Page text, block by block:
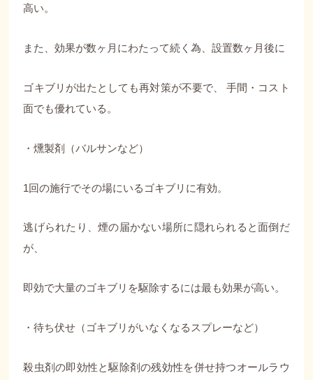
高い。
また、効果が数ヶ月にわたって続く為、設置数ヶ月後に
ゴキブリが出たとしても再対策が不要で、 手間・コスト
面でも優れている。
・燻製剤（バルサンなど）
1回の施行でその場にいるゴキブリに有効。
逃げられたり、煙の届かない場所に隠れられると面倒だ
が、
即効で大量のゴキブリを駆除するには最も効果が高い。
・待ち伏せ（ゴキブリがいなくなるスプレーなど）
殺虫剤の即効性と駆除剤の残効性を併せ持つオールラウ